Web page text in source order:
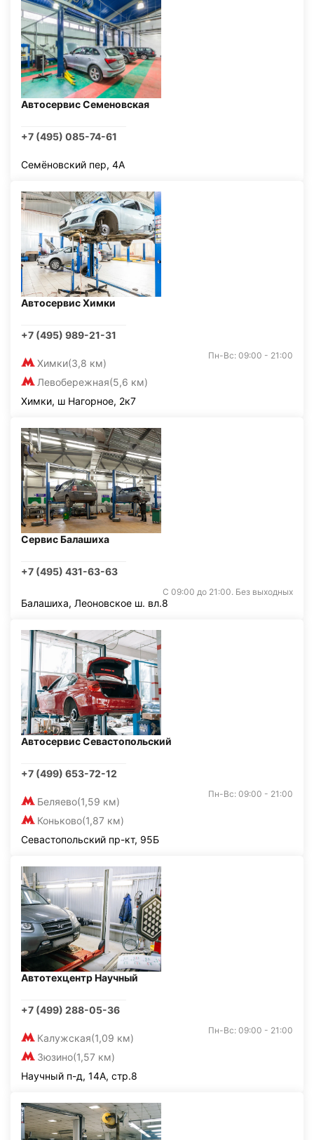
Автосервис Семеновская
+7 (495) 085-74-61
Семёновский пер, 4А
Автосервис Химки
+7 (495) 989-21-31
Химки(3,8 км)
Левобережная(5,6 км)
Пн-Вс: 09:00 - 21:00
Химки, ш Нагорное, 2к7
Сервис Балашиха
+7 (495) 431-63-63
С 09:00 до 21:00. Без выходных
Балашиха, Леоновское ш. вл.8
Автосервис Севастопольский
+7 (499) 653-72-12
Беляево(1,59 км)
Коньково(1,87 км)
Пн-Вс: 09:00 - 21:00
Севастопольский пр-кт, 95Б
Автотехцентр Научный
+7 (499) 288-05-36
Калужская(1,09 км)
Зюзино(1,57 км)
Пн-Вс: 09:00 - 21:00
Научный п-д, 14А, стр.8